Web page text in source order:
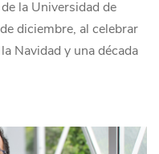
la Universidad de
diciembre, al celebrar
Navidad y una década